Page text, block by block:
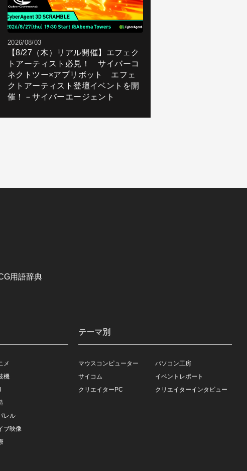
2026/08/03
【8/27（木）リアル開催】エフェク
トアーティスト必見！ サイバーコ
ネクトツー×アプリボット エフェ
クトアーティスト登壇イベントを開
催！－サイバーエージェント
用語辞典
メ
機
レル
ブ映像
テーマ別
マウスコンピューター
パソコン工房
サイコム
イベントレポート
クリエイターPC
クリエイターインタビュー